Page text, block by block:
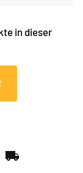
in dieser
local_shipping